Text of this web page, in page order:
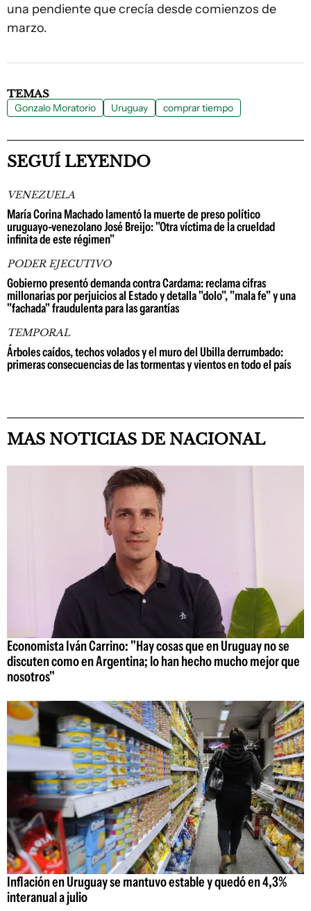
una pendiente que crecía desde comienzos de
marzo.
TEMAS
Gonzalo Moratorio Uruguay comprar tiempo
SEGUÍ LEYENDO
VENEZUELA
María Corina Machado lamentó la muerte de preso político
uruguayo-venezolano José Breijo: "Otra víctima de la crueldad
infinita de este régimen"
PODER EJECUTIVO
Gobierno presentó demanda contra Cardama: reclama cifras
millonarias por perjuicios al Estado y detalla "dolo", "mala fe" y una
"fachada" fraudulenta para las garantías
TEMPORAL
Árboles caídos, techos volados y el muro del Ubilla derrumbado:
primeras consecuencias de las tormentas y vientos en todo el país
MAS NOTICIAS DE NACIONAL
Economista Iván Carrino: "Hay cosas que en Uruguay no se
discuten como en Argentina; lo han hecho mucho mejor que
nosotros"
Inflación en Uruguay se mantuvo estable y quedó en 4,3%
interanual a julio